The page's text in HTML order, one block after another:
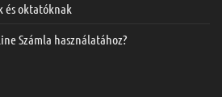
és oktatóknak
Számla használatához?